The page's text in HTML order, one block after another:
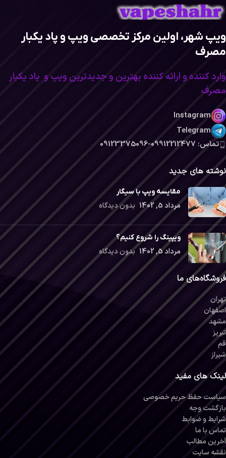
ویپ شهر، اولین مرکز تخصصی ویپ و پاد یکبار
مصرف
وارد کننده و ارائه کننده بهترین و جدیدترین ویپ و پاد یکبار
مصرف
Instagram
Telegram
تماس: 09912212477-09123375096
نوشته های جدید
مقایسه ویپ با سیگار
مرداد 5, 1402 بدون دیدگاه
ویپینگ را شروع کنیم؟
مرداد 5, 1402 بدون دیدگاه
فروشگاه‌های ما
تهران
اصفهان
مشهد
تبریز
قم
شیراز
لینک های مفید
سیاست حفظ حریم خصوصی
بازگشت وجه
شرایط و ضوابط
تماس با ما
آخرین مطالب
نقشه سایت